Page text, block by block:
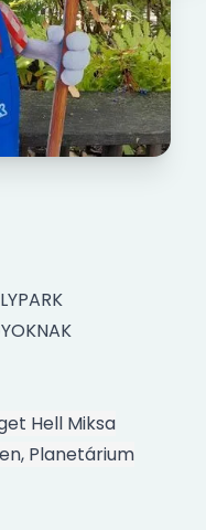
Hell Miksa
Planetárium